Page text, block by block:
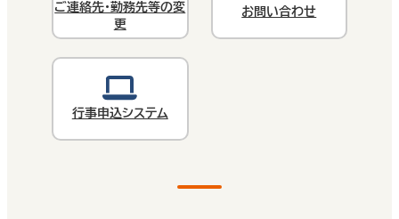
ご連絡先・勤務先等の変
更
お問い合わせ
行事申込システム